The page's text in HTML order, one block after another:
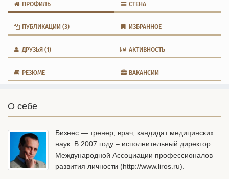
ПРОФИЛЬ СТЕНА
ПУБЛИКАЦИИ (3) ИЗБРАННОЕ
ДРУЗЬЯ (1) АКТИВНОСТЬ
РЕЗЮМЕ ВАКАНСИИ
О себе
Бизнес — тренер, врач, кандидат медицинских
наук. В 2007 году – исполнительный директор
Международной Ассоциации профессионалов
развития личности (http://www.liros.ru).